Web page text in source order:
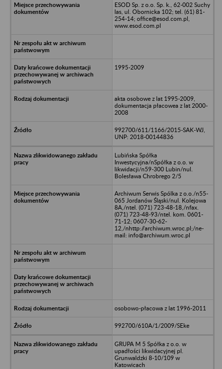
ESOD Sp. z o.o. Sp. k., 62-002 Suchy
las, ul. Obornicka 102; tel. (61) 81-
254-14; office@esod.com.pl,
www.esod.com.pl
1995-2009
akta osobowe z lat 1995-2009,
dokumentacja płacowea z lat 2000-
2008
992700/611/1166/2015-SAK-WJ,
UNP: 2018-00144836
Lubińska Spółka
Inwestycyjna/nSpółka z o.o. w
likwidacji/n59-300 Lubin/nul.
Bolesława Chrobrego 2/5
Archiwum Serwis Spólka z o.o./n55-
065 Jordanów Śląski/nul. Kolejowa
8A,/ntel. (071) 723-48-18,/nfax.
(071) 723-48-93/ntel. kom. 0601-
71-12; 0607-30-62-
12,/nhttp://archiwum.wroc.pl;/ne-
mail: info@archiwum.wroc.pl
osobowo-płacowa z lat 1996-2011
992700/610A/1/2009/SEke
GRUPA M 5 Spółka z o.o. w
upadłości likwidacyjnej pl.
Grunwaldzki 8-10/109 w
Katowicach